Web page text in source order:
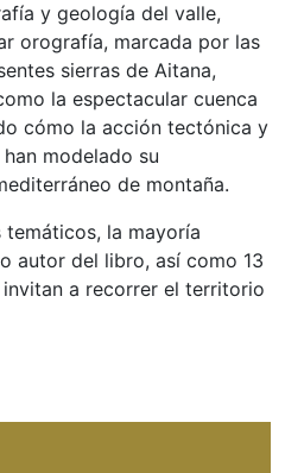
y geología del valle,
orografía, marcada por las
sierras de Aitana,
la espectacular cuenca
cómo la acción tectónica y
modelado su
de montaña.
temáticos, la mayoría
autor del libro, así como 13
a recorrer el territorio